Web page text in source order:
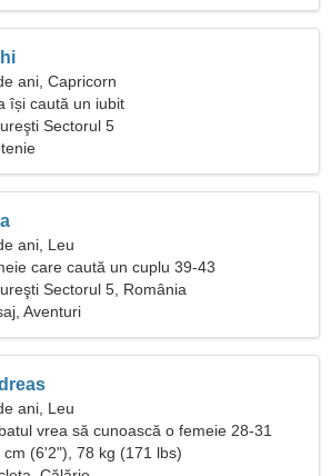
ani, Capricorn
își caută un iubit
Sectorul 5
ani, Leu
care caută un cuplu 39-43
Sectorul 5, România
Aventuri
ani, Leu
vrea să cunoască o femeie 28-31
cm (6'2"), 78 kg (171 lbs)